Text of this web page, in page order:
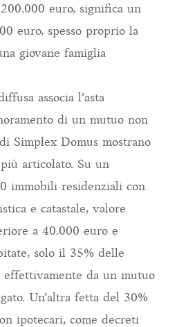
euro, significa un
euro, spesso proprio la
giovane famiglia
associa l’asta
di un mutuo non
Simplex Domus mostrano
articolato. Su un
immobili residenziali con
e catastale, valore
a 40.000 euro e
solo il 35% delle
effettivamente da un mutuo
Un’altra fetta del 30%
ipotecari, come decreti